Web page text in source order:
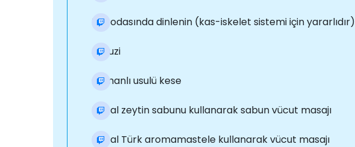
Tuz odasında dinlenin (kas-iskelet sistemi için yararlıdır)
Jakuzi
Osmanlı usulü kese
Doğal zeytin sabunu kullanarak sabun vücut masajı
Doğal Türk aromamastele kullanarak vücut masajı